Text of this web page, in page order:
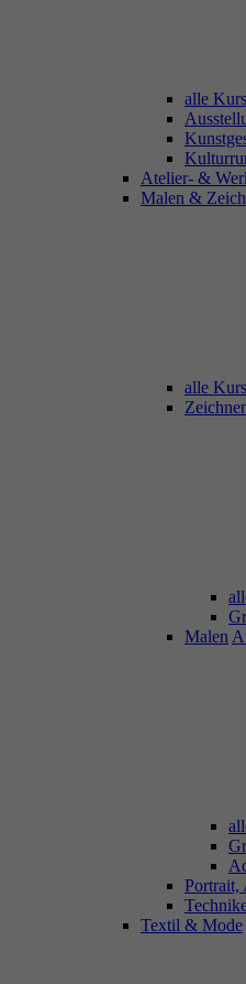
alle
Atelier- &
Malen &
alle
Malen
Textil & Mode